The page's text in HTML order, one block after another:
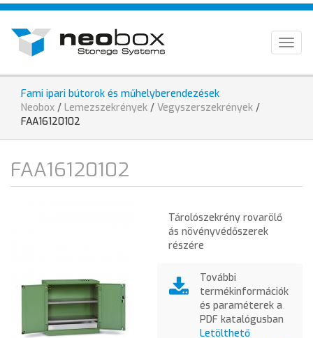
Ugrás
tartalomra
EN
Fami ipari bútorok és műhelyberendezések
Jelenlegi
hely
Neobox / Lemezszekrények / Vegyszerszekrények /
FAA16120102
FAA16120102
Tárolószekrény rovarölő
ás növényvédőszerek
részére
További
termékinformációk
és paraméterek a
PDF katalógusban
Letölthető